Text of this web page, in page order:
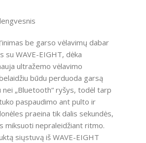
be garso vėlavimų dabar
su WAVE-EIGHT, dėka
ultražemo vėlavimo
būdu perduoda garsą
nei „Bluetooth“ ryšys, todėl tarp
paspaudimo ant pulto ir
praeina tik dalis sekundės,
miksuoti nepraleidžiant ritmo.
siųstuvą iš WAVE-EIGHT